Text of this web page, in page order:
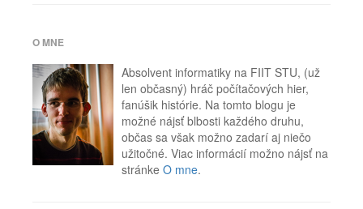
Edge,
Microsoft,
Microsoft
Edge,
Windows,
Windows
10,
Windows
7,
O MNE
Absolvent informatiky na FIIT STU, (už
len občasný) hráč počítačových hier,
fanúšik histórie. Na tomto blogu je
možné nájsť blbosti každého druhu,
občas sa však možno zadarí aj niečo
užitočné. Viac informácií možno nájsť na
stránke O mne.